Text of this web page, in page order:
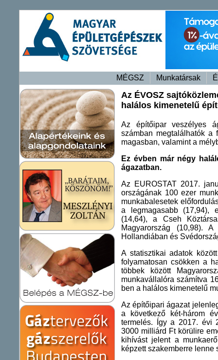
MÉGSZ Munkatársak
Az ÉVOSZ
halálos kimenetelű
Az építőipar veszélyes
számban megtalálhatók a
magasban, valamint a
Ez évben már négy
ágazatban.
Az EUROSTAT 2017.
országának 100 ezer
munkabalesetek
a legmagasabb (17,94),
(14,64), a Cseh
Magyarország (10,98).
Hollandiában és
A statisztikai adatok
folyamatosan csökken a
többek között
munkavállalóra számítva
ben a halálos kimenetelű
Az építőipari ágazat
a következő két-három
termelés. Így a 2017. évi
3000 milliárd Ft körülire
kihívást jelent a
képzett szakemberre lenne